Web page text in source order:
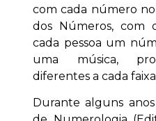
com cada número no
dos Números, com
cada pessoa um
uma música,
diferentes a cada
Durante alguns